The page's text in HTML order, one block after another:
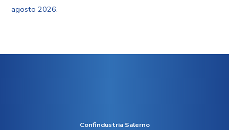
agosto 2026.
Confindustria Salerno